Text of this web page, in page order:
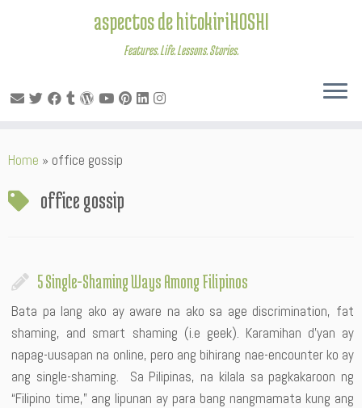
to
aspectos de hitokiriHOSHI
Features. Life. Lessons. Stories.
Home » office gossip
office gossip
5 Single-Shaming Ways Among Filipinos
Bata pa lang ako ay aware na ako sa age discrimination, fat
shaming, and smart shaming (i.e geek). Karamihan d’yan ay
napag-uusapan na online, pero ang bihirang nae-encounter ko ay
ang single-shaming. Sa Pilipinas, na kilala sa pagkakaroon ng
“Filipino time,” ang lipunan ay para bang nangmamata kung ang